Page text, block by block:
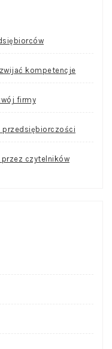
kompetencje
firmy
przedsiębiorczości
czytelników